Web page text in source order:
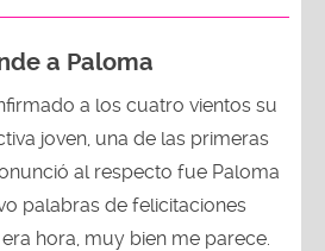
a Paloma
a los cuatro vientos su
joven, una de las primeras
al respecto fue Paloma
palabras de felicitaciones
hora, muy bien me parece.